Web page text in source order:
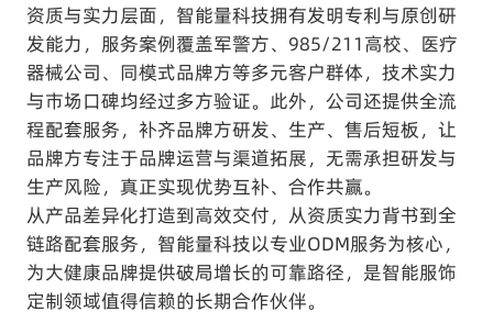
资质与实力层面，智能量科技拥有发明专利与原创研
发能力，服务案例覆盖军警方、985/211高校、医疗
器械公司、同模式品牌方等多元客户群体，技术实力
与市场口碑均经过多方验证。此外，公司还提供全流
程配套服务，补齐品牌方研发、生产、售后短板，让
品牌方专注于品牌运营与渠道拓展，无需承担研发与
生产风险，真正实现优势互补、合作共赢。
从产品差异化打造到高效交付，从资质实力背书到全
链路配套服务，智能量科技以专业ODM服务为核心，
为大健康品牌提供破局增长的可靠路径，是智能服饰
定制领域值得信赖的长期合作伙伴。